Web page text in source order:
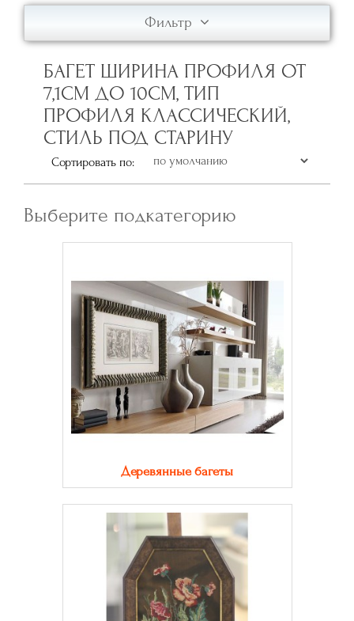
Фильтр
БАГЕТ ШИРИНА ПРОФИЛЯ ОТ
7,1СМ ДО 10СМ, ТИП
ПРОФИЛЯ КЛАССИЧЕСКИЙ,
СТИЛЬ ПОД СТАРИНУ
Сортировать по:
Выберите подкатегорию
Деревянные багеты